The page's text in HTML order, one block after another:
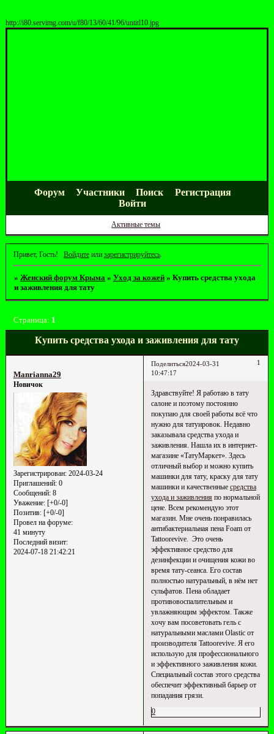
http://i80.servimg.com/u/f80/13/60/41/96/untitl10.jpg
Форум Участники Поиск
Регистрация
Войти
Активные темы
Привет, Гость! Войдитеили зарегистрируйтесь.
» Женский форум Крыма » Уход за кожей » Купить средства ухода
и заживления для тату
Купить средства ухода и заживления для тату
Страница: 1
Поделиться 1
2024-03-31
10:47:17
Manrianna29
Новичок
Зарегистрирован: 2024-03-24
Приглашений:0
Сообщений:8
Уважение: [+0/-0]
Позитив: [+0/-0]
Провел на форуме:
41 минуту
Последний визит:
2024-07-18 21:42:21
Здравствуйте! Я работаю в тату
салоне и поэтому постоянно
покупаю для своей работы всё что
нужно для татуировок. Недавно
заказывала средства ухода и
заживления. Нашла их в интернет-
магазине «ТатуМаркет». Здесь
отличный выбор и можно купить
машинки для тату, краску для тату
машинки и качественные средства
ухода и заживленияпо нормальной
цене. Всем рекомендую этот
магазин. Мне очень понравилась
антибактериальная пена Foam от
Tattoorevive. Это очень
эффективное средство для
дезинфекции и очищения кожи во
время тату-сеанса. Его состав
полностью натуральный, в нём нет
сульфатов. Пена обладает
противовоспалительным и
увлажняющим эффектом. Также
хочу вам посоветовать гель с
натуральными маслами Olastic от
производителя Tattoorevive. Я его
использую для профессионального
и эффективного заживления кожи.
Специальный состав этого средства
обеспечит эффективный барьер от
попадания грязи.
0